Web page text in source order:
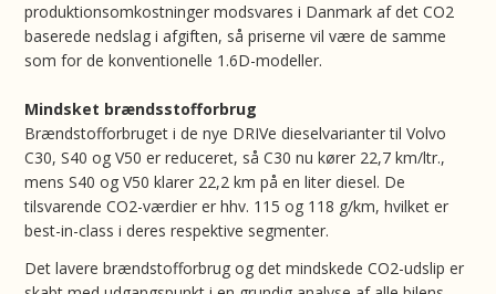
produktionsomkostninger modsvares i Danmark af det CO2
baserede nedslag i afgiften, så priserne vil være de samme
som for de konventionelle 1.6D-modeller.
Mindsket brændsstofforbrug
Brændstofforbruget i de nye DRIVe dieselvarianter til Volvo
C30, S40 og V50 er reduceret, så C30 nu kører 22,7 km/ltr.,
mens S40 og V50 klarer 22,2 km på en liter diesel. De
tilsvarende CO2-værdier er hhv. 115 og 118 g/km, hvilket er
best-in-class i deres respektive segmenter.
Det lavere brændstofforbrug og det mindskede CO2-udslip er